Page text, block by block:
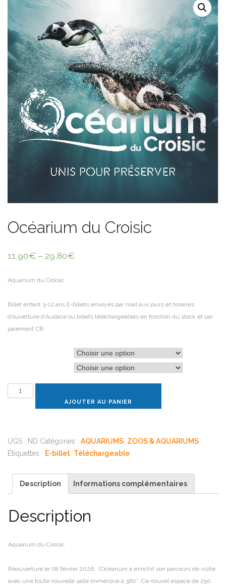
Océarium du Croisic
11,90€ – 29,80€
Aquarium du Croisic
Billet enfant 3-12 ans E-billets envoyés par mail aux jours et horaires
d’ouverture d’Audace ou billets téléchargeables en fonction du stock et par
paiement CB
quantité
Croisic
AJOUTER AU PANIER
UGS : ND Catégories : AQUARIUMS, ZOOS & AQUARIUMS
Étiquettes : E-billet, Téléchargeable
Description Informations complémentaires
Description
Aquarium du Croisic
Réouverture le 08 février 2026: l’Océarium a enrichit son parcours de visite
avec une toute nouvelle salle immersive à 360°. Ce nouvel espace de 250